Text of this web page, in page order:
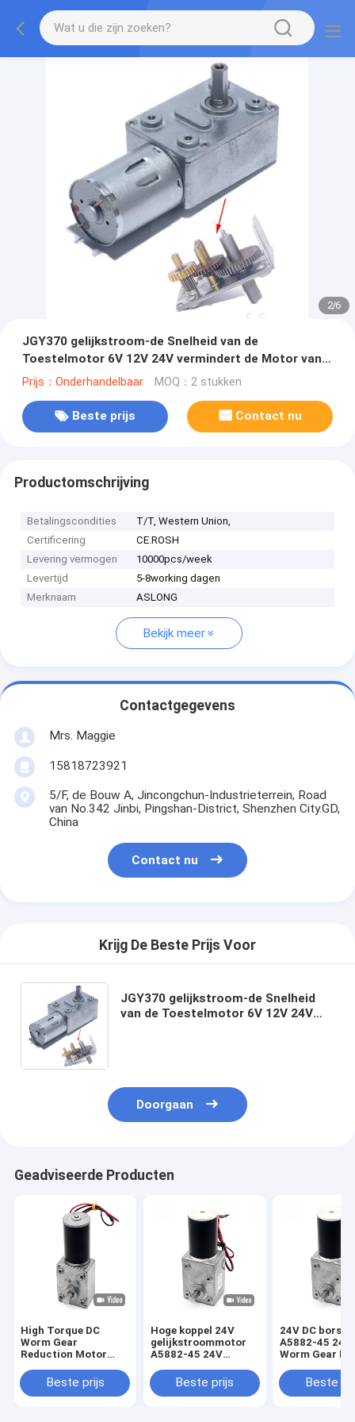
2/6
JGY370 gelijkstroom-de Snelheid van de
Toestelmotor 6V 12V 24V vermindert de Motor van
het Controlemechanismereverse metal gearbox van
Prijs：Onderhandelbaar MOQ：2 stukken
Beste prijs Contact nu
Productomschrijving
Betalingscondities
T/T, Western Union,
Certificering
CE.ROSH
Levering vermogen
10000pcs/week
Levertijd
5-8working dagen
Merknaam
ASLONG
Bekijk meer
Contactgegevens
Mrs. Maggie
15818723921
5/F, de Bouw A, Jincongchun-Industrieterrein, Road
van No.342 Jinbi, Pingshan-District, Shenzhen City.GD,
China
Contact nu
Krijg De Beste Prijs Voor
JGY370 gelijkstroom-de Snelheid
van de Toestelmotor 6V 12V 24V
Doorgaan
Geadviseerde Producten
High Torque DC
Worm Gear
Reduction Motor
Torque Self-Locking
Turbine Gearbox
Beste prijs
Hoge koppel 24V
gelijkstroommotor
A5882-45 24V
24V elektromotor
Beste prijs
24V DC
A5882-45 24V
Worm Gear
Beste